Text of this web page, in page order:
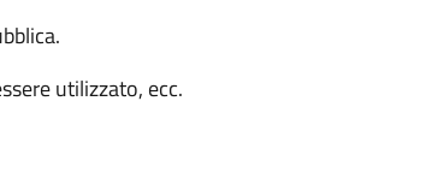
utilizzato, ecc.